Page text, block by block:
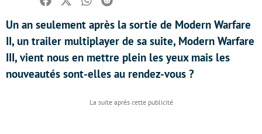
Facebook
TwitterWhatsapp
Reddit
Un an seulement après la sortie de Modern Warfare
II, un trailer multiplayer de sa suite, Modern Warfare
III, vient nous en mettre plein les yeux mais les
nouveautés sont-elles au rendez-vous ?